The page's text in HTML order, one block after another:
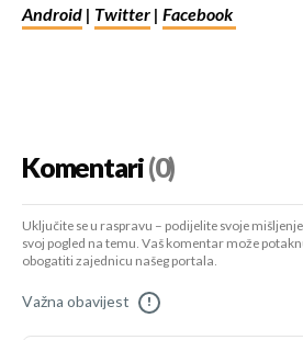
Android | Twitter | Facebook
Komentari(0)
Uključite se u raspravu – podijelite svoje
svoj pogled na temu. Vaš komentar može
obogatiti zajednicu našeg portala.
Važna obavijest !